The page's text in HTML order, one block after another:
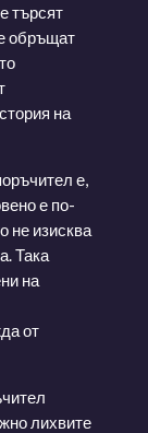
търсят
обръщат
на
е,
е по-
не изисква
Така
на
от
лихвите